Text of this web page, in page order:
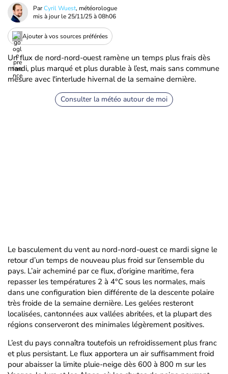
ParCyril Wuest, météorologue
mis à jour le 25/11/25 à 08h06
Ajouter à vos sources préférées
Un flux de nord-nord-ouest ramène un temps plus frais dès
mardi, plus marqué et plus durable à l’est, mais sans commune
mesure avec l'interlude hivernal de la semaine dernière.
Consulter la météo autour de moi
Le basculement du vent au nord-nord-ouest ce mardi signe le
retour d’un temps de nouveau plus froid sur l’ensemble du
pays. L’air acheminé par ce flux, d’origine maritime, fera
repasser les températures 2 à 4°C sous les normales, mais
dans une configuration bien différente de la descente polaire
très froide de la semaine dernière. Les gelées resteront
localisées, cantonnées aux vallées abritées, et la plupart des
régions conserveront des minimales légèrement positives.
L’est du pays connaîtra toutefois un refroidissement plus franc
et plus persistant. Le flux apportera un air suffisamment froid
pour abaisser la limite pluie-neige dès 600 à 800 m sur les